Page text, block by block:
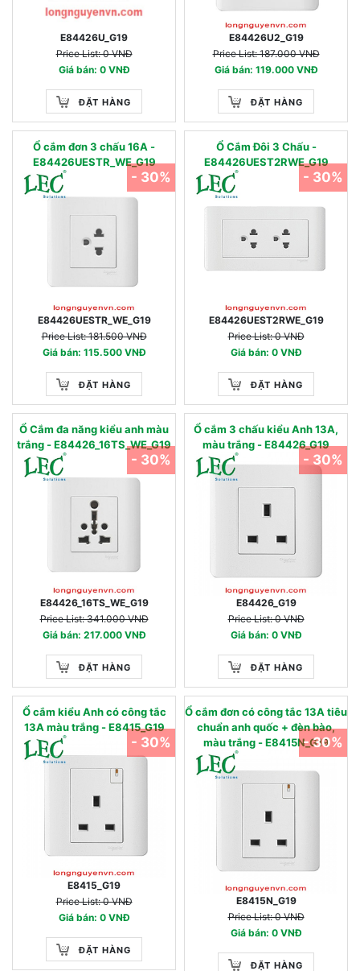
E84426U_G19
Price List: 0 VNĐ
Giá bán: 0 VNĐ
ĐẶT HÀNG
E84426U2_G19
Price List: 187.000 VNĐ
Giá bán: 119.000 VNĐ
ĐẶT HÀNG
Ổ cắm đơn 3 chấu 16A -
E84426UESTR_WE_G19
E84426UESTR_WE_G19
Price List: 181.500 VNĐ
Giá bán: 115.500 VNĐ
ĐẶT HÀNG
- 30%
Ổ Cắm Đôi 3 Chấu -
E84426UEST2RWE_G19
E84426UEST2RWE_G19
Price List: 0 VNĐ
Giá bán: 0 VNĐ
ĐẶT HÀNG
- 30%
Ổ Cắm đa năng kiểu anh màu
trắng - E84426_16TS_WE_G19
E84426_16TS_WE_G19
Price List: 341.000 VNĐ
Giá bán: 217.000 VNĐ
ĐẶT HÀNG
- 30%
Ổ cắm 3 chấu kiểu Anh 13A,
màu trắng - E84426_G19
E84426_G19
Price List: 0 VNĐ
Giá bán: 0 VNĐ
ĐẶT HÀNG
- 30%
Ổ cắm kiểu Anh có công tắc
13A màu trắng - E8415_G19
E8415_G19
Price List: 0 VNĐ
Giá bán: 0 VNĐ
ĐẶT HÀNG
- 30%
Ổ cắm đơn có công tắc 13A tiêu
chuẩn anh quốc + đèn bào,
màu trắng - E8415N_G19
E8415N_G19
Price List: 0 VNĐ
Giá bán: 0 VNĐ
ĐẶT HÀNG
- 30%